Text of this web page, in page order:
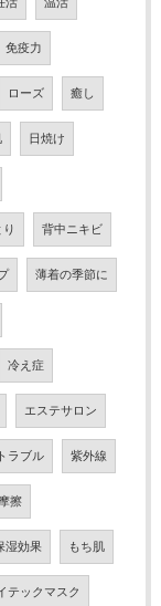
免疫力
ローズ 癒し
日焼け
り 背中ニキビ
薄着の季節に
冷え症
エステサロン
ラブル 紫外線
摩擦
湿効果 もち肌
テックマスク